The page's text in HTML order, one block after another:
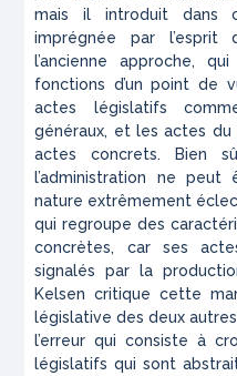
mais il introduit dans
imprégnée par l’esprit
l’ancienne approche,
fonctions d’un point de
actes législatifs
généraux, et les actes
actes concrets. Bien
l’administration ne
nature extrêmement
qui regroupe des
concrètes, car ses
signalés par la
Kelsen critique cette
législative des deux
l’erreur qui consiste à
législatifs qui sont